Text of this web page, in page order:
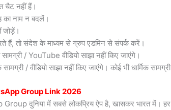
चैट नहीं हैं।
नाम न बदलें।
जोड़ें।
हैं, तो संदेश के माध्यम से ग्रुप एडमिन से संपर्क करें।
/ YouTube वीडियो साझा नहीं किए जाएंगे।
/ वीडियो साझा नहीं किए जाएंगे। कोई भी धार्मिक
Group Link 2026
दुनिया में सबसे लोकप्रिय ऐप है, खासकर भारत में। हर